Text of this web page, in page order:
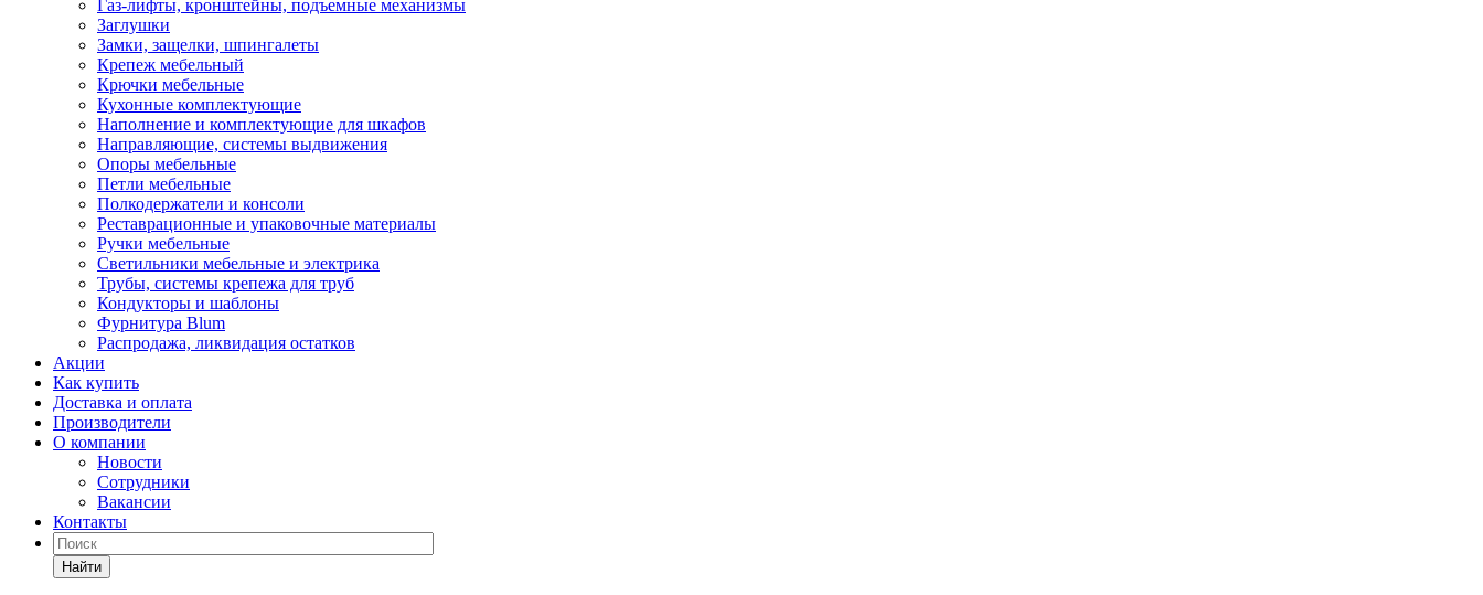
Газ-лифты, кронштейны, подъемные механизмы
Заглушки
Замки, защелки, шпингалеты
Крепеж мебельный
Крючки мебельные
Кухонные комплектующие
Наполнение и комплектующие для шкафов
Направляющие, системы выдвижения
Опоры мебельные
Петли мебельные
Полкодержатели и консоли
Реставрационные и упаковочные материалы
Ручки мебельные
Светильники мебельные и электрика
Трубы, системы крепежа для труб
Кондукторы и шаблоны
Фурнитура Blum
Распродажа, ликвидация остатков
Акции
Как купить
Доставка и оплата
Производители
О компании
Новости
Сотрудники
Вакансии
Контакты
Найти